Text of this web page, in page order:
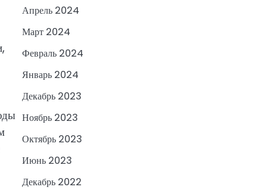
Апрель 2024
Март 2024
Февраль 2024
Январь 2024
Декабрь 2023
Ноябрь 2023
Октябрь 2023
Июнь 2023
Декабрь 2022